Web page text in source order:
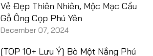
Vẻ Đẹp Thiên Nhiên, Mộc Mạc Cầu
Gỗ Ông Cọp Phú Yên
December 07, 2024
[TOP 10+ Lưu Ý] Bò Một Nắng Phú